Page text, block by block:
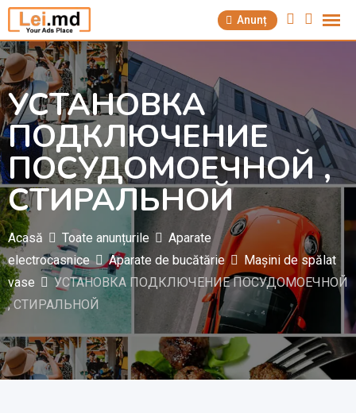
Săriți
la
conținut
Anunț
УСТАНОВКА
ПОДКЛЮЧЕНИЕ
ПОСУДОМОЕЧНОЙ ,
СТИРАЛЬНОЙ
Acasă Toate anunțurile
Aparate
electrocasnice
Aparate de bucătărie
Mașini de spălat
vase
УСТАНОВКА ПОДКЛЮЧЕНИЕ ПОСУДОМОЕЧНОЙ
, СТИРАЛЬНОЙ